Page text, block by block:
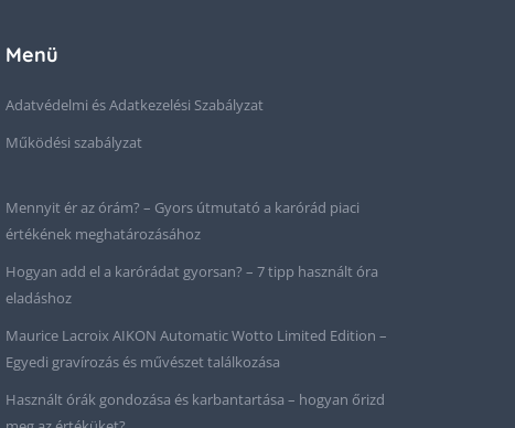
Menü
Adatvédelmi és Adatkezelési Szabályzat
Működési szabályzat
Mennyit ér az órám? – Gyors útmutató a karórád piaci
értékének meghatározásához
Hogyan add el a karórádat gyorsan? – 7 tipp használt óra
eladáshoz
Maurice Lacroix AIKON Automatic Wotto Limited Edition –
Egyedi gravírozás és művészet találkozása
Használt órák gondozása és karbantartása – hogyan őrizd